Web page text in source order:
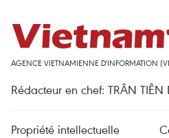
AGENCE VIETNAMIENNE D'INFORMATION
Rédacteur en chef: TRÂN TIÊN
Propriété intellectuelle